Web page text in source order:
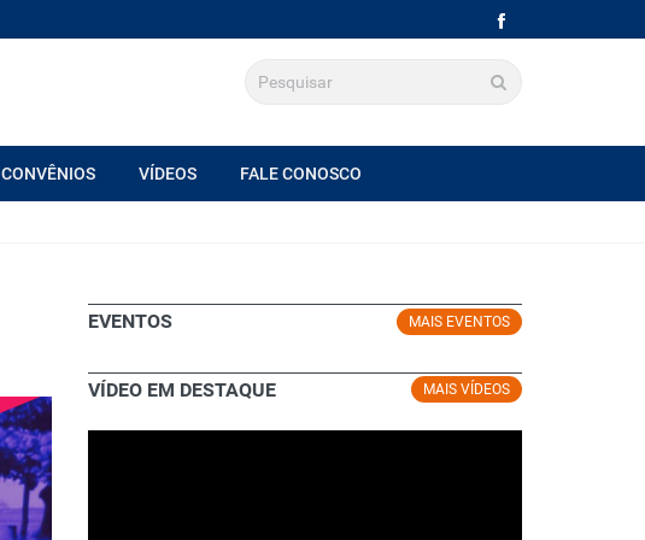
CONVÊNIOS VÍDEOS FALE CONOSCO
MAIS EVENTOS
EVENTOS
MAIS VÍDEOS
VÍDEO EM DESTAQUE